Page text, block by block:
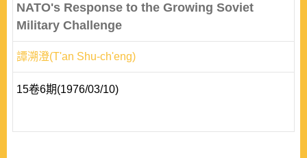
NATO's Response to the Growing Soviet
Military Challenge
譚溯澄(T'an Shu-ch'eng)
15卷6期(1976/03/10)